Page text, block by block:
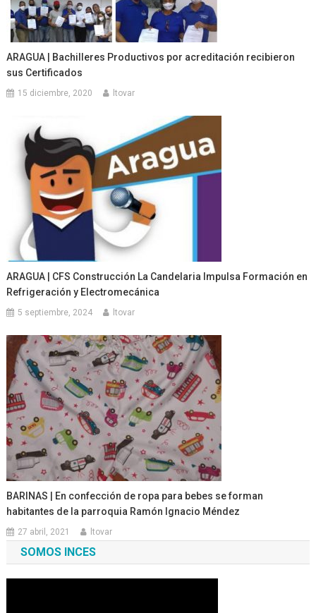
ARAGUA | Bachilleres Productivos por acreditación recibieron
sus Certificados
15 diciembre, 2020 ltovar
ARAGUA | CFS Construcción La Candelaria Impulsa Formación en
Refrigeración y Electromecánica
5 septiembre, 2024 ltovar
BARINAS | En confección de ropa para bebes se forman
habitantes de la parroquia Ramón Ignacio Méndez
27 abril, 2021 ltovar
SOMOS INCES